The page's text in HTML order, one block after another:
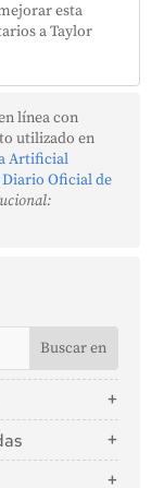
esta
a Taylor
línea con
utilizado en
Artificial
Diario Oficial de